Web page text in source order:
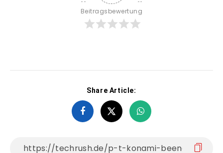
Beitragsbewertung
Share Article: